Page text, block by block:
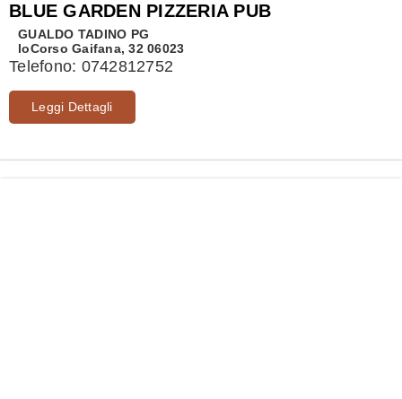
BLUE GARDEN PIZZERIA PUB
GUALDO TADINO PG
loCorso Gaifana, 32 06023
Telefono: 0742812752
Leggi Dettagli